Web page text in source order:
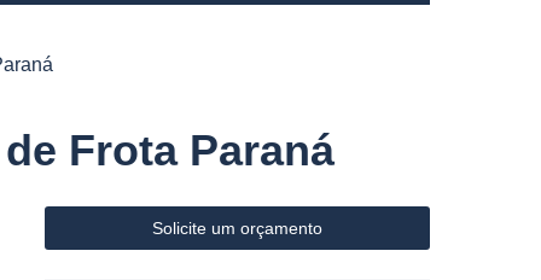
de Jornada Motorista de Caminhão
Controle de Abastecimento de Frota
Horizonte
Controle de Frota Caminhões
Frota Paraná
Solicite um orçamento